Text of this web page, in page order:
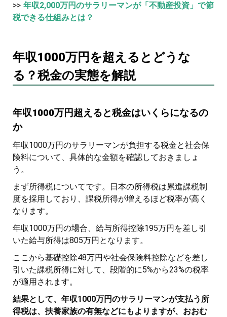
>> 年収2,000万円のサラリーマンが「不動産投資」で節
税できる仕組みとは？
年収1000万円を超えるとどうな
る？税金の実態を解説
年収1000万円超えると税金はいくらになるの
か
年収1000万円のサラリーマンが負担する税金と社会保
険料について、具体的な金額を確認しておきましょ
う。
まず所得税についてです。日本の所得税は累進課税制
度を採用しており、課税所得が増えるほど税率が高く
なります。
年収1000万円の場合、給与所得控除195万円を差し引
いた給与所得は805万円となります。
ここから基礎控除48万円や社会保険料控除などを差し
引いた課税所得に対して、段階的に5%から23%の税率
が適用されます。
結果として、年収1000万円のサラリーマンが支払う所
得税は、扶養家族の有無などにもよりますが、おおむ